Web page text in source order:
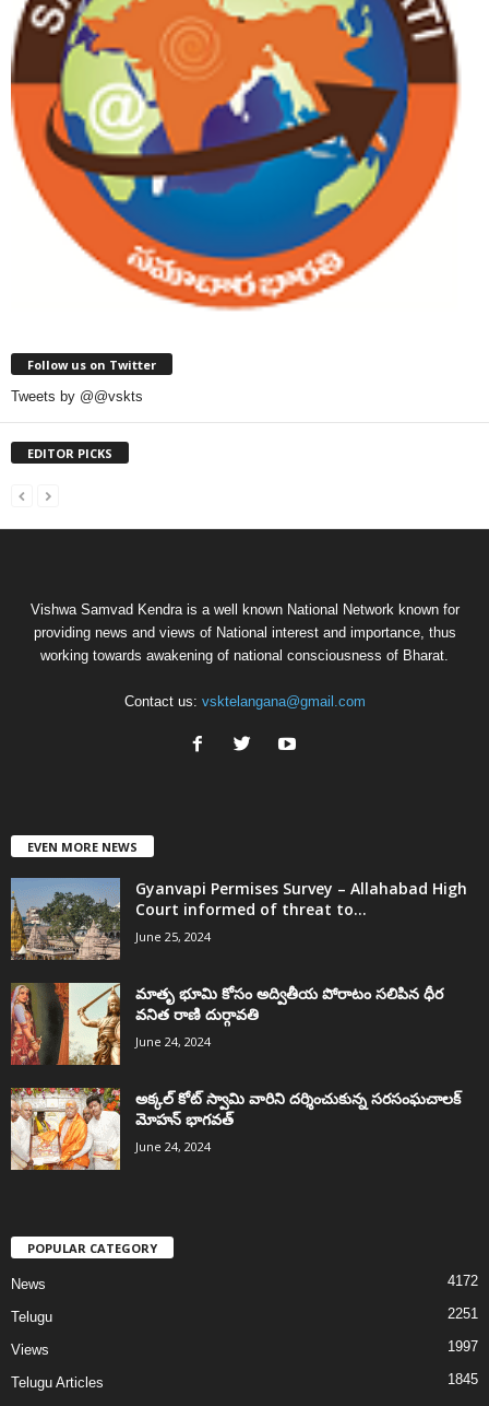
Follow us on Twitter
Tweets by @@vskts
EDITOR PICKS
Vishwa Samvad Kendra is a well known National Network known for
providing news and views of National interest and importance, thus
working towards awakening of national consciousness of Bharat.
Contact us: vsktelangana@gmail.com
EVEN MORE NEWS
Gyanvapi Permises Survey – Allahabad High
Court informed of threat to...
June 25, 2024
మాతృ భూమి కోసం అద్వితీయ పోరాటం సలిపిన ధీర
వనిత రాణి దుర్గావతి
June 24, 2024
అక్కల్‌ కోట్‌ స్వామి వారిని దర్శించుకున్న సరసంఘచాలక్
మోహన్ భాగవత్
June 24, 2024
POPULAR CATEGORY
News 4172
Telugu 2251
Views 1997
Telugu Articles
1845